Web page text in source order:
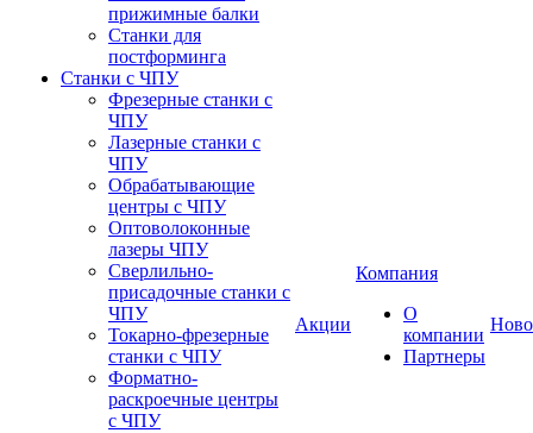
прижимные балки
Станки для
постформинга
Станки с ЧПУ
Фрезерные станки с
ЧПУ
Лазерные станки с
ЧПУ
Обрабатывающие
центры с ЧПУ
Оптоволоконные
лазеры ЧПУ
Сверлильно-
присадочные станки с
ЧПУ
Токарно-фрезерные
станки с ЧПУ
Форматно-
раскроечные центры
с ЧПУ
Акции
Компания
О
компании
Партнеры